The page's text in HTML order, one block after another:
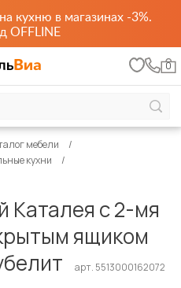
кухню в магазинах -3%.
OFFLINE
0
мебели
кухни
с 2-мя
ящиком
арт. 5513000162072